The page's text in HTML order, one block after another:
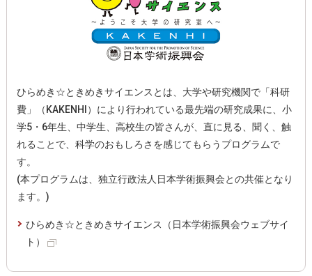
ひらめき☆ときめきサイエンスとは、大学や研究機関で「科研
費」（KAKENHI）により行われている最先端の研究成果に、小
学5・6年生、中学生、高校生の皆さんが、直に見る、聞く、触
れることで、科学のおもしろさを感じてもらうプログラムで
す。
(本プログラムは、独立行政法人日本学術振興会との共催となり
ます。)
ひらめき☆ときめきサイエンス（日本学術振興会ウェブサイ
ト）